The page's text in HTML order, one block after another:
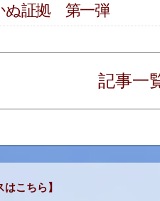
ぬ証拠 第一弾
記事一
はこちら】